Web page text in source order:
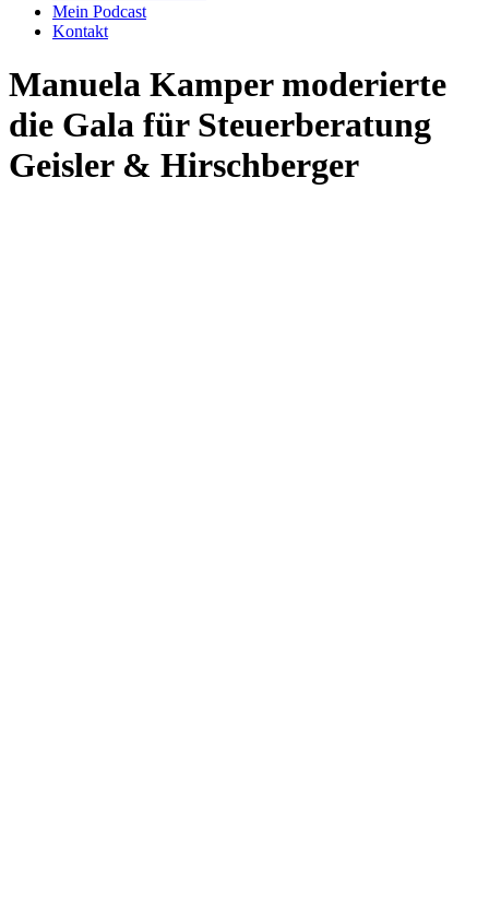
Mein Podcast
Kontakt
Manuela Kamper moderierte
die Gala für Steuerberatung
Geisler & Hirschberger